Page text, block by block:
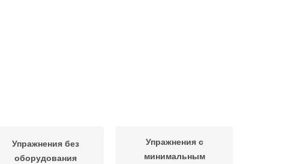
Упражнения без
оборудования
Упражнения с
минимальным